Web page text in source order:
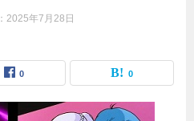
2025年7月28日
0 0